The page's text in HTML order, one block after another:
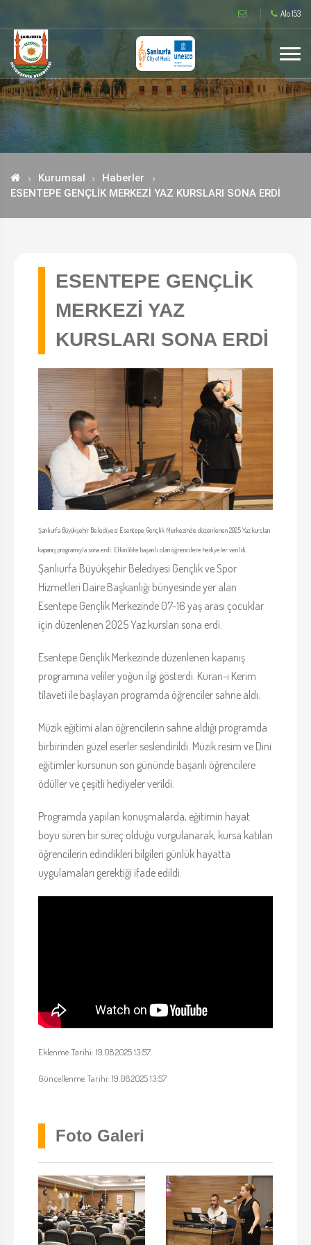
Alo 153
Kurumsal
Haberler
ESENTEPE GENÇLİK MERKEZİ YAZ KURSLARI SONA ERDİ
ESENTEPE GENÇLİK
MERKEZİ YAZ
KURSLARI SONA ERDİ
Şanlıurfa Büyükşehir Belediyesi Esentepe Gençlik Merkezinde düzenlenen 2025 Yaz kursları
kapanış programıyla sona erdi. Etkinlikte başarılı olan öğrencilere hediyeler verildi.
Şanlıurfa Büyükşehir Belediyesi Gençlik ve Spor
Hizmetleri Daire Başkanlığı bünyesinde yer alan
Esentepe Gençlik Merkezinde 07-16 yaş arası çocuklar
için düzenlenen 2025 Yaz kursları sona erdi.
Esentepe Gençlik Merkezinde düzenlenen kapanış
programına veliler yoğun ilgi gösterdi. Kuran-ı Kerim
tilaveti ile başlayan programda öğrenciler sahne aldı.
Müzik eğitimi alan öğrencilerin sahne aldığı programda
birbirinden güzel eserler seslendirildi. Müzik resim ve Dini
eğitimler kursunun son gününde başarılı öğrencilere
ödüller ve çeşitli hediyeler verildi.
Programda yapılan konuşmalarda, eğitimin hayat
boyu süren bir süreç olduğu vurgulanarak, kursa katılan
öğrencilerin edindikleri bilgileri günlük hayatta
uygulamaları gerektiği ifade edildi.
Eklenme Tarihi: 19.08.2025 13:57
Güncellenme Tarihi: 19.08.2025 13:57
Foto Galeri